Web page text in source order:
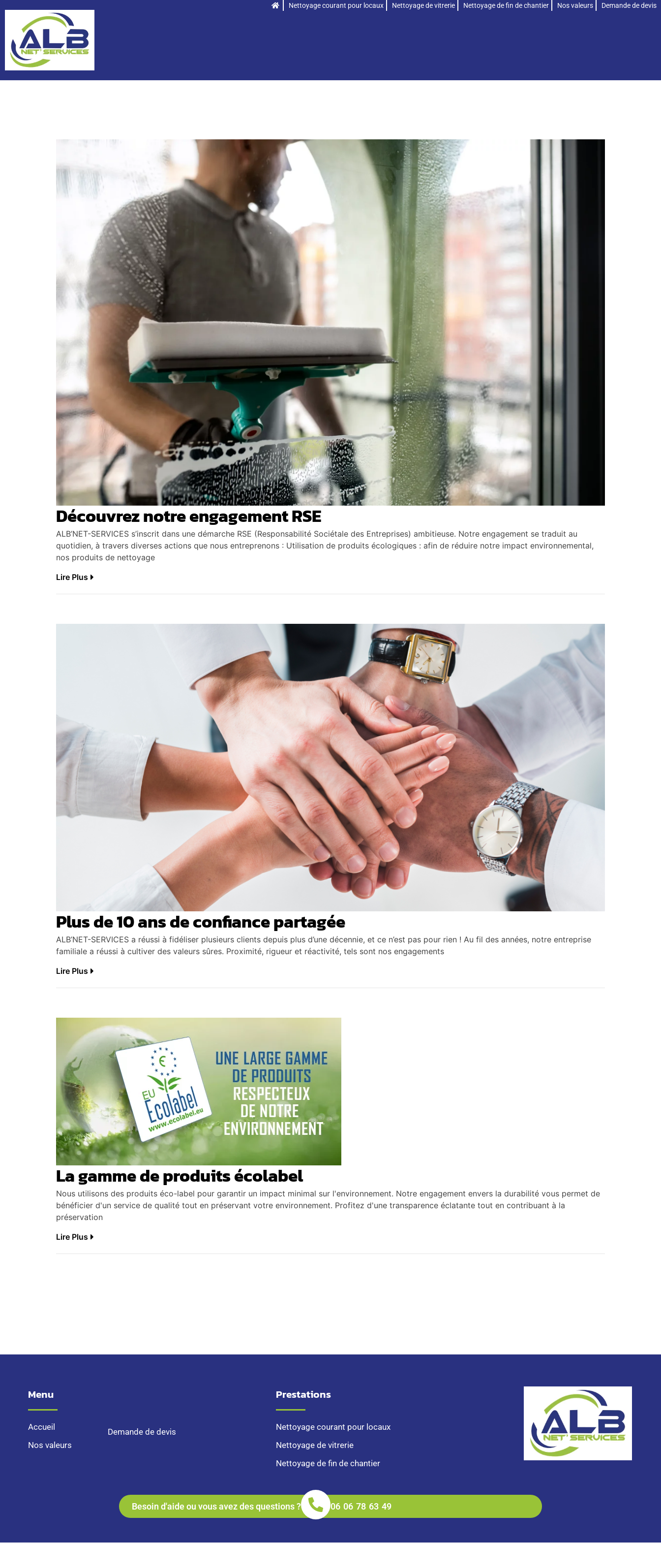
Nettoyage courant pour locaux Nettoyage de vitrerie Nettoyage de fin de chantier Nos valeurs Demande de devis
Découvrez notre engagement RSE
ALB’NET-SERVICES s’inscrit dans une démarche RSE (Responsabilité Sociétale des Entreprises) ambitieuse. Notre engagement se traduit au
quotidien, à travers diverses actions que nous entreprenons : Utilisation de produits écologiques : afin de réduire notre impact environnemental,
nos produits de nettoyage
Lire Plus
Plus de 10 ans de confiance partagée
ALB’NET-SERVICES a réussi à fidéliser plusieurs clients depuis plus d’une décennie, et ce n’est pas pour rien ! Au fil des années, notre entreprise
familiale a réussi à cultiver des valeurs sûres. Proximité, rigueur et réactivité, tels sont nos engagements
Lire Plus
La gamme de produits écolabel
Nous utilisons des produits éco-label pour garantir un impact minimal sur l'environnement. Notre engagement envers la durabilité vous permet de
bénéficier d'un service de qualité tout en préservant votre environnement. Profitez d'une transparence éclatante tout en contribuant à la
préservation
Lire Plus
Menu
Accueil
Nos valeurs
Demande de devis
Prestations
Nettoyage courant pour locaux
Nettoyage de vitrerie
Nettoyage de fin de chantier
Besoin d'aide ou vous avez des questions ? 06 06 78 63 49